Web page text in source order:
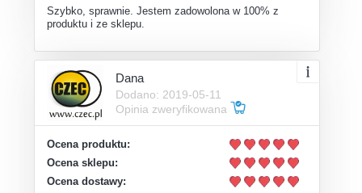
Szybko, sprawnie. Jestem zadowolona w 100% z
produktu i ze sklepu.
Dana
Dodano: 2019-05-11
Opinia zweryfikowana
Ocena produktu:
Ocena sklepu:
Ocena dostawy: